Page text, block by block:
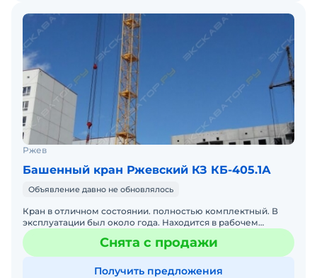
Ржев
Башенный кран Ржевский КЗ КБ-405.1А
Объявление давно не обновлялось
Кран в отличном состоянии. полностью комплектный. В
эксплуатации был около года. Находится в рабочем
состоянии .
Снята с продажи
Получить предложения